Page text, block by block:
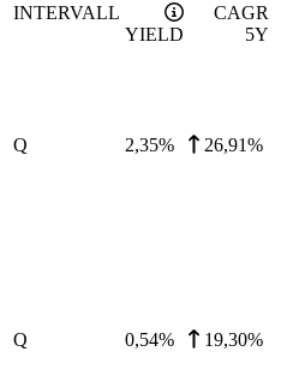
INTERVALL
YIELD
CAGR
5Y
Q 2,35% 26,91%
Q 0,54% 19,30%